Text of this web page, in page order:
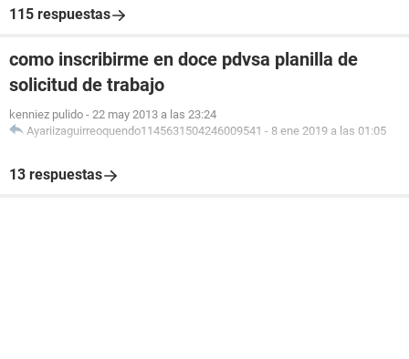
115 respuestas
como inscribirme en doce pdvsa planilla de
solicitud de trabajo
kenniez pulido - 22 may 2013 a las 23:24
Ayariizaguirreoquendo1145631504246009541 - 8 ene 2019 a las 01:05
13 respuestas